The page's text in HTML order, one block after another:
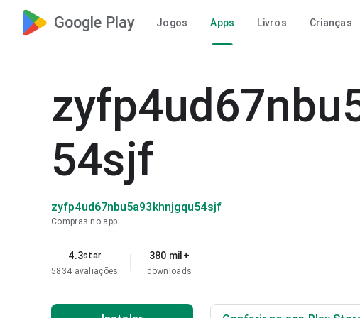
Google Play Jogos Apps Livros Crianças
54sjf
zyfp4ud67nbu5a93khnjgqu54sjf
Compras no app
4.3star
5834 avaliações
380 mil+
downloads